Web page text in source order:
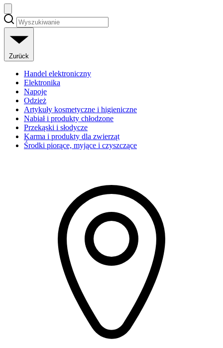
Zurück
Handel elektroniczny
Elektronika
Napoje
Odzież
Artykuły kosmetyczne i higieniczne
Nabiał i produkty chłodzone
Przekąski i słodycze
Karma i produkty dla zwierząt
Środki piorące, myjące i czyszczące